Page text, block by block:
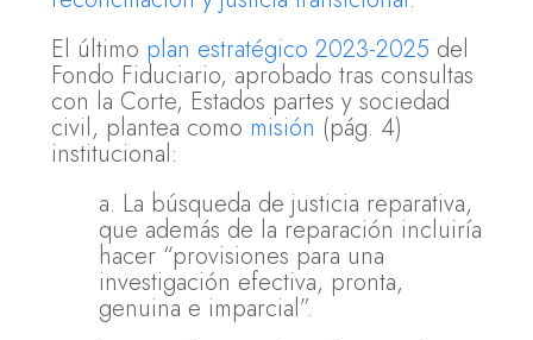
El último plan estratégico 2023-2025 del
Fondo Fiduciario, aprobado tras consultas
con la Corte, Estados partes y sociedad
civil, plantea como misión (pág. 4)
institucional:
a. La búsqueda de justicia reparativa,
que además de la reparación incluiría
hacer “provisiones para una
investigación efectiva, pronta,
genuina e imparcial”.